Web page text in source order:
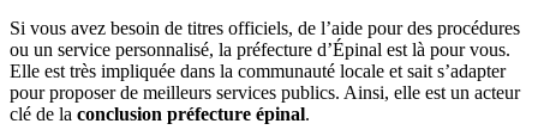
Si vous avez besoin de titres officiels, de l’aide pour des procédures
ou un service personnalisé, la préfecture d’Épinal est là pour vous.
Elle est très impliquée dans la communauté locale et sait s’adapter
pour proposer de meilleurs services publics. Ainsi, elle est un acteur
clé de la conclusion préfecture épinal.